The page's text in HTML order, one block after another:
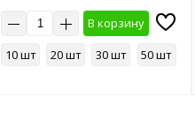
В корзину
10 шт
20 шт 30 шт 50 шт